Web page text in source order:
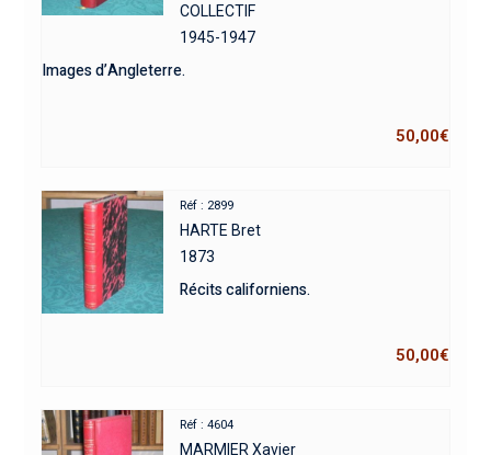
COLLECTIF
1945-1947
Images d’Angleterre.
50,00€
Réf : 2899
HARTE Bret
1873
Récits californiens.
50,00€
Réf : 4604
MARMIER Xavier